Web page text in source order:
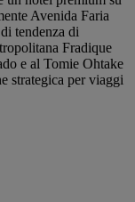
Avenida Faria
tendenza di
Fradique
e al Tomie Ohtake
strategica per viaggi